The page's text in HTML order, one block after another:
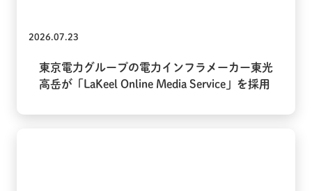
2026.07.23
東京電力グループの電力インフラメーカー東光
高岳が「LaKeel Online Media Service」を採用